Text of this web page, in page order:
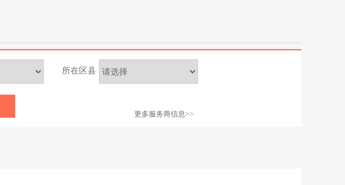
所在区县
更多服务商信息>>